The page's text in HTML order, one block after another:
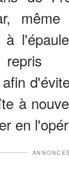
à
à
en
ANNONCES